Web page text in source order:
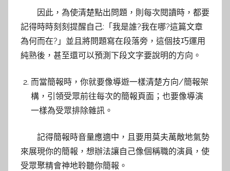
因此，為使清楚點出問題，則每次閱讀時，都要
記得時時刻刻提醒自己:「我是誰?我在哪?這篇文章
為何而在?」並且將問題寫在段落旁，這個技巧運用
純熟後，甚至還可以預測下段文字要說明的方向。
而當簡報時，你就要像導遊一樣清楚方向/簡報架
構，引領受眾前往每次的簡報頁面；也要像導演
一樣為受眾排除雜訊。
記得簡報時音量應適中，且要用莫夫萬敵地氣勢
來展現你的簡報，想辦法讓自己像個稱職的演員，使
受眾聚精會神地聆聽你簡報。